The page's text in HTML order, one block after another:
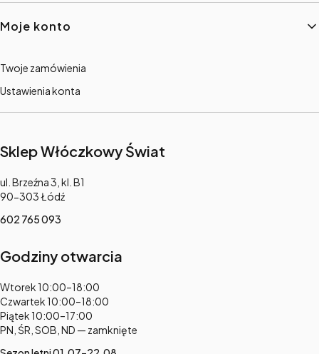
Moje konto
Twoje zamówienia
Ustawienia konta
Sklep Włóczkowy Świat
Adres:
ul. Brzeźna 3, kl. B1
90-303 Łódź
602 765 093
Godziny otwarcia
Adres:
Wtorek 10:00–18:00
Czwartek 10:00–18:00
Piątek 10:00–17:00
PN, ŚR, SOB, ND — zamknięte